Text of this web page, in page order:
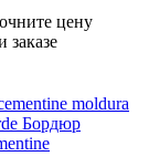
цену
заказе